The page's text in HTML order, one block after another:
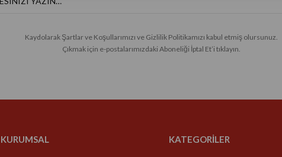
Kaydolarak Şartlar ve Koşullarımızı ve Gizlilik Politikamızı kabul etmiş olursunuz.
Çıkmak için e-postalarımızdaki Aboneliği İptal Et’i tıklayın.
KURUMSAL KATEGORİLER